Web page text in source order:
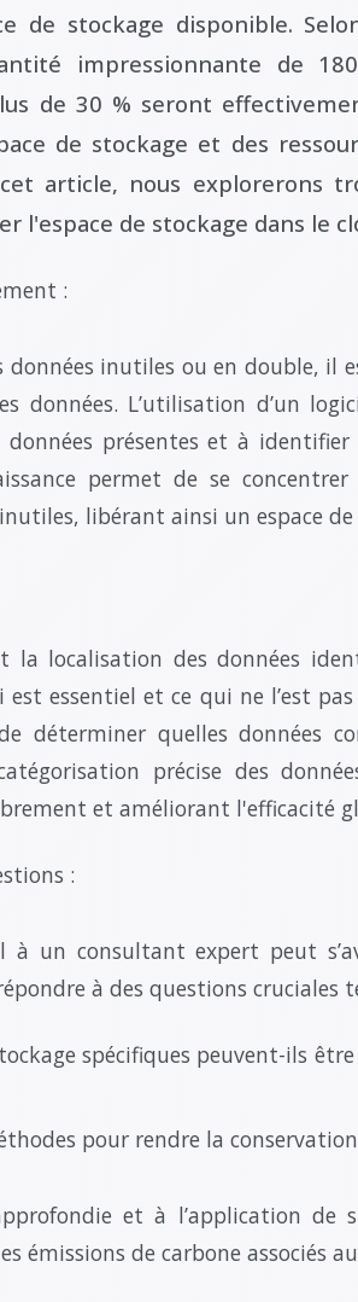
de stockage disponible.
impressionnante de
de 30 % seront
de stockage et des
article, nous explorerons
l'espace de stockage dans le
:
données inutiles ou en double,
données. L’utilisation d’un
présentes et à
permet de se
libérant ainsi un espace de
localisation des données
essentiel et ce qui ne l’est
déterminer quelles données
précise des
et améliorant l'efficacité
:
à un consultant expert peut
à des questions cruciales
spécifiques peuvent-ils
pour rendre la
et à l’application de
émissions de carbone associés